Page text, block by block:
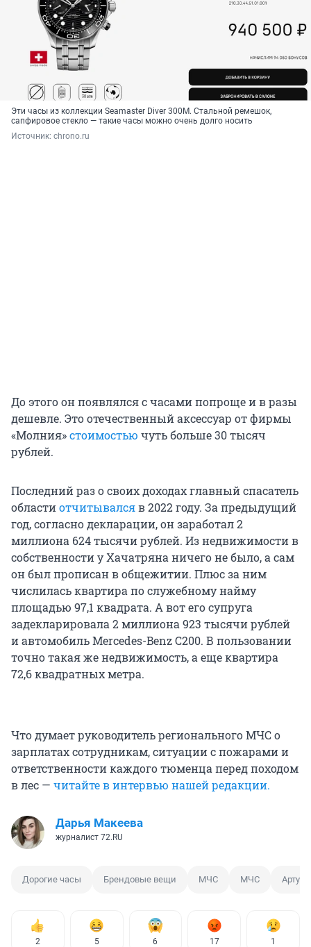
Эти часы из коллекции Seamaster Diver 300M. Стальной ремешок,
сапфировое стекло — такие часы можно очень долго носить
Источник: chrono.ru
До этого он появлялся с часами попроще и в разы
дешевле. Это отечественный аксессуар от фирмы
«Молния»стоимостью чуть больше 30 тысяч
рублей.
Последний раз о своих доходах главный спасатель
областиотчитывалсяв 2022 году. За предыдущий
год, согласно декларации, он заработал 2
миллиона 624 тысячи рублей. Из недвижимости в
собственности у Хачатряна ничего не было, а сам
он был прописан в общежитии. Плюс за ним
числилась квартира по служебному найму
площадью 97,1 квадрата. А вот его супруга
задекларировала 2 миллиона 923 тысячи рублей
и автомобиль Mercedes-Benz C200. В пользовании
точно такая же недвижимость, а еще квартира
72,6 квадратных метра.
Что думает руководитель регионального МЧС о
зарплатах сотрудникам, ситуации с пожарами и
ответственности каждого тюменца перед походом
в лес — читайте в интервью нашей редакции.
Дарья Макеева
журналист 72.RU
Дорогие часы Брендовые вещи МЧС МЧС Артур
2 5 6 17 1